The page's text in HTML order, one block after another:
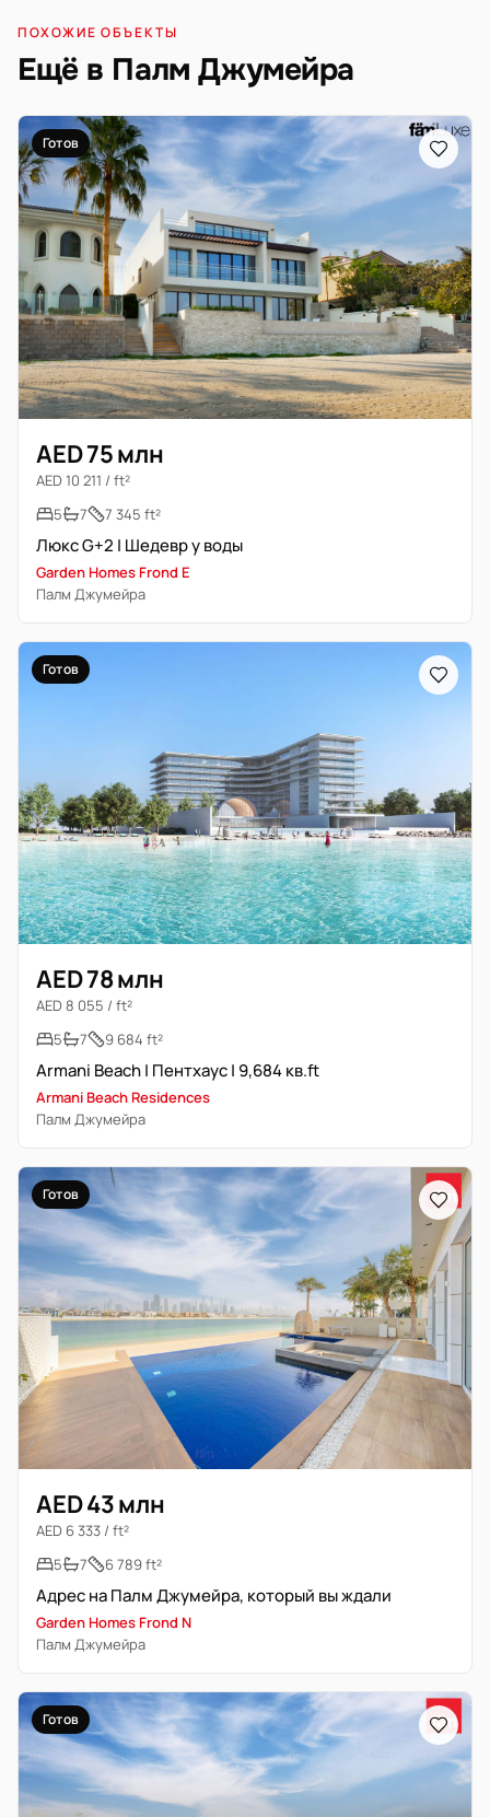
ПОХОЖИЕ ОБЪЕКТЫ
Ещё в Палм Джумейра
Готов
AED 75 млн
AED 10 211 / ft²
5
7 7 345 ft²
Люкс G+2 | Шедевр у воды
Garden Homes Frond E
Палм Джумейра
Готов
AED 78 млн
AED 8 055 / ft²
5
7 9 684 ft²
Armani Beach | Пентхаус | 9,684 кв.ft
Armani Beach Residences
Палм Джумейра
Готов
AED 43 млн
AED 6 333 / ft²
5
7 6 789 ft²
Адрес на Палм Джумейра, который вы ждали
Garden Homes Frond N
Палм Джумейра
Готов